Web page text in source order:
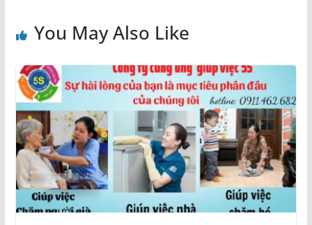
You May Also Like